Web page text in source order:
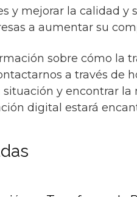
y mejorar la calidad y
a aumentar su
sobre cómo la
a través de
y encontrar
digital estará